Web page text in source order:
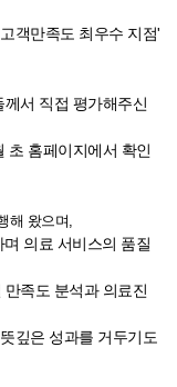
객만족도 최우수 지점'
서 직접 평가해주신
초 홈페이지에서 확인
해 왔으며,
의료 서비스의 품질
족도 분석과 의료진
깊은 성과를 거두기도